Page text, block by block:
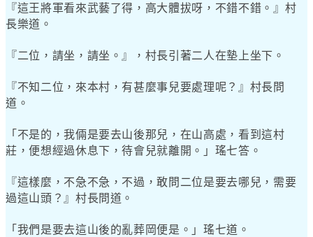
『這王將軍看來武藝了得，高大體拔呀，不錯不錯。』村
長樂道。
『二位，請坐，請坐。』，村長引著二人在墊上坐下。
『不知二位，來本村，有甚麼事兒要處理呢？』村長問
道。
「不是的，我倆是要去山後那兒，在山高處，看到這村
莊，便想經過休息下，待會兒就離開。」瑤七答。
『這樣麼，不急不急，不過，敢問二位是要去哪兒，需要
過這山頭？』村長問道。
「我們是要去這山後的亂葬岡便是。」瑤七道。